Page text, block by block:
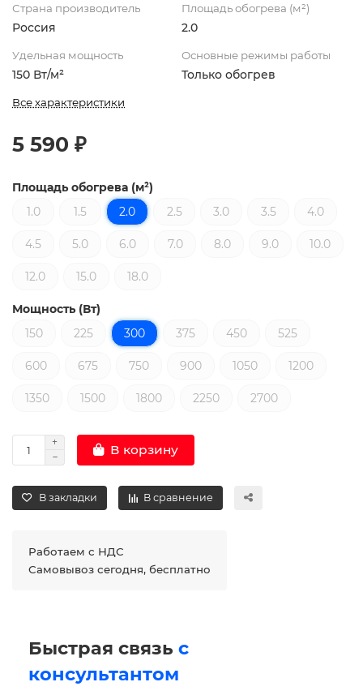
Страна производитель
Россия
Площадь обогрева (м²)
2.0
Удельная мощность
150 Вт/м²
Основные режимы работы
Только обогрев
Все характеристики
5 590 ₽
Площадь обогрева (м²)
1.0
1.5 2.0 2.5 3.0 3.5 4.0
4.5 5.0 6.0 7.0 8.0 9.0 10.0
12.0 15.0 18.0
Мощность (Вт)
150
225 300 375 450 525
600 675 750 900 1050 1200
1350 1500 1800 2250 2700
В корзину
В закладки В сравнение
Работаем с НДС
Самовывоз сегодня, бесплатно
Быстрая связь с
консультантом